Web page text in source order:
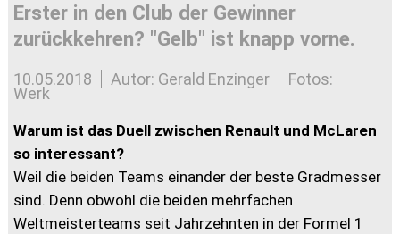
Erster in den Club der Gewinner
zurückkehren? "Gelb" ist knapp vorne.
10.05.2018 Autor: Gerald Enzinger Fotos:
Werk
Warum ist das Duell zwischen Renault und McLaren
so interessant?
Weil die beiden Teams einander der beste Gradmesser
sind. Denn obwohl die beiden mehrfachen
Weltmeisterteams seit Jahrzehnten in der Formel 1